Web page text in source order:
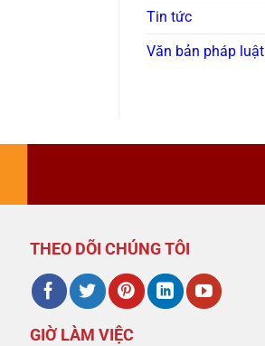
Tin tức
Văn bản pháp luật
THEO DÕI CHÚNG TÔI
GIỜ LÀM VIỆC